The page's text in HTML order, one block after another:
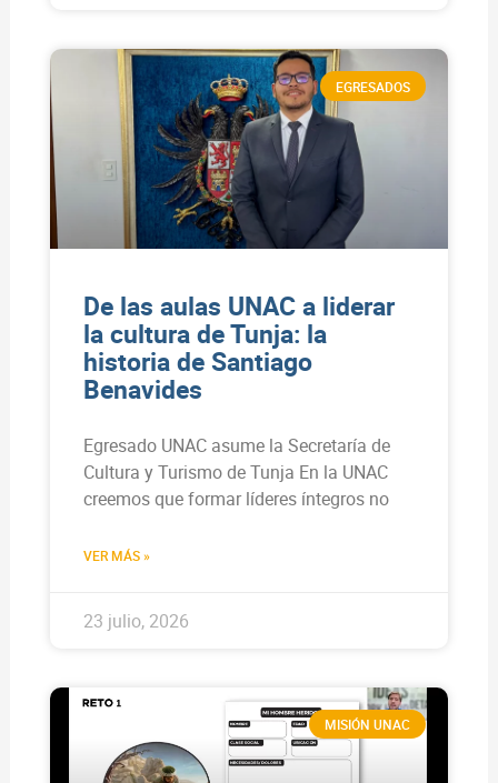
EGRESADOS
De las aulas UNAC a liderar
la cultura de Tunja: la
historia de Santiago
Benavides
Egresado UNAC asume la Secretaría de
Cultura y Turismo de Tunja En la UNAC
creemos que formar líderes íntegros no
VER MÁS »
23 julio, 2026
MISIÓN UNAC